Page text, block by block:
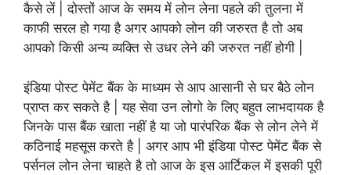
कैसे लें | दोस्तों आज के समय में लोन लेना पहले की तुलना में
काफी सरल हो गया है अगर आपको लोन की जरुरत है तो अब
आपको किसी अन्य व्यक्ति से उधर लेने की जरुरत नहीं होगी |
इंडिया पोस्ट पेमेंट बैंक के माध्यम से आप आसानी से घर बैठे लोन
प्राप्त कर सकते है | यह सेवा उन लोगो के लिए बहुत लाभदायक है
जिनके पास बैंक खाता नहीं है या जो पारंपरिक बैंक से लोन लेने में
कठिनाई महसूस करते है | अगर आप भी इंडिया पोस्ट पेमेंट बैंक से
पर्सनल लोन लेना चाहते है तो आज के इस आर्टिकल में इसकी पूरी